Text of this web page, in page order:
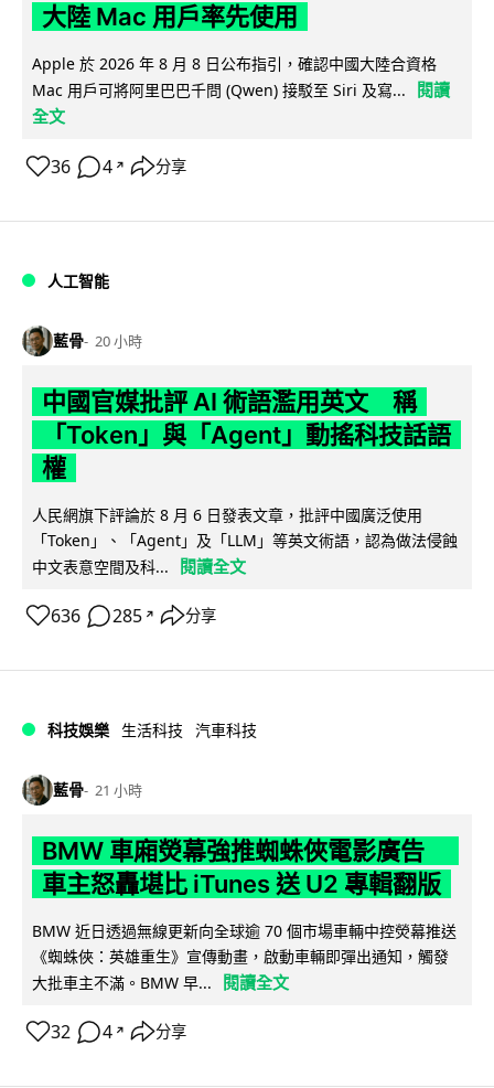
大陸 Mac 用戶率先使用
Apple 於 2026 年 8 月 8 日公布指引，確認中國大陸合資格
Mac 用戶可將阿里巴巴千問 (Qwen) 接駁至 Siri 及寫...
閱讀
全文
36 4 ↗ 分享
人工智能
藍骨 20 小時
中國官媒批評 AI 術語濫用英文 稱
「Token」與「Agent」動搖科技話語
權
人民網旗下評論於 8 月 6 日發表文章，批評中國廣泛使用
「Token」、「Agent」及「LLM」等英文術語，認為做法侵蝕
中文表意空間及科...
閱讀全文
636 285 ↗ 分享
科技娛樂 生活科技 汽車科技
藍骨 21 小時
BMW 車廂熒幕強推蜘蛛俠電影廣告
車主怒轟堪比 iTunes 送 U2 專輯翻版
BMW 近日透過無線更新向全球逾 70 個市場車輛中控熒幕推送
《蜘蛛俠：英雄重生》宣傳動畫，啟動車輛即彈出通知，觸發
大批車主不滿。BMW 早...
閱讀全文
32 4 ↗ 分享